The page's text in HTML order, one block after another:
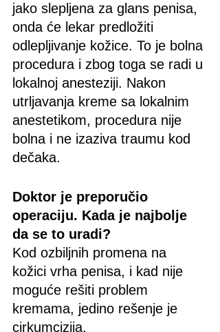
jako slepljena za glans penisa,
onda će lekar predložiti
odlepljivanje kožice. To je bolna
procedura i zbog toga se radi u
lokalnoj anesteziji. Nakon
utrljavanja kreme sa lokalnim
anestetikom, procedura nije
bolna i ne izaziva traumu kod
dečaka.
Doktor je preporučio
operaciju. Kada je najbolje
da se to uradi?
Kod ozbiljnih promena na
kožici vrha penisa, i kad nije
moguće rešiti problem
kremama, jedino rešenje je
cirkumcizija.